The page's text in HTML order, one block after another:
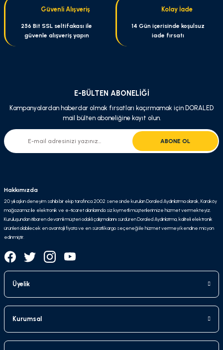
Bu ürüne benzer farklı alternatifler olmalı.
Güvenli Alışveriş
256 Bit SSL seltifakası ile
güvenle alışveriş yapın
Kolay İade
14 Gün içerisinde koşulsuz
iade fırsatı
E-BÜLTEN ABONELİĞİ
Kampanyalardan haberdar olmak fırsatları kaçırmamak için DORALED
mail bülten aboneliğine kayıt olun.
ABONE OL
Hakkımızda
20 yılı aşkın deneyim sahibi bir ekip tarafınca 2002 senesinde kurulan Doraled Aydınlatma olarak, Karaköy
mağazamız ile elektronik ve e-ticaret alanlarında siz kıymetli müşterilerimize hizmet vermekteyiz.
Kuruluşundan itibaren devamlı müşteri odaklı çalışmalarını sürdüren Doraled Aydınlatma, kaliteli elektronik
ürünleri olabilecek en avantajlı fiyata ve en süratli kargo seçeneği ile hizmet vermeyi kendine misyon
edinmiştir.
Üyelik
Kurumsal